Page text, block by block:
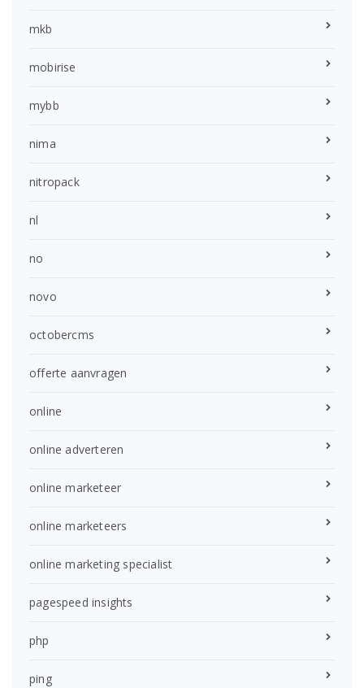
mkb
mobirise
mybb
nima
nitropack
nl
no
novo
octobercms
offerte aanvragen
online
online adverteren
online marketeer
online marketeers
online marketing specialist
pagespeed insights
php
ping